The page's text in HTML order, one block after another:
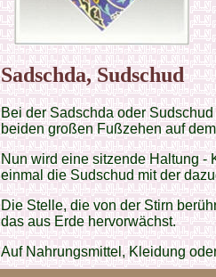
Sadschda, Sudschud
Bei der Sadschda oder
beiden großen Fußzehen auf
Nun wird eine sitzende Haltung -
einmal die Sudschud mit der
Die Stelle, die von der Stirn
das aus Erde hervorwächst.
Auf Nahrungsmittel, Kleidung